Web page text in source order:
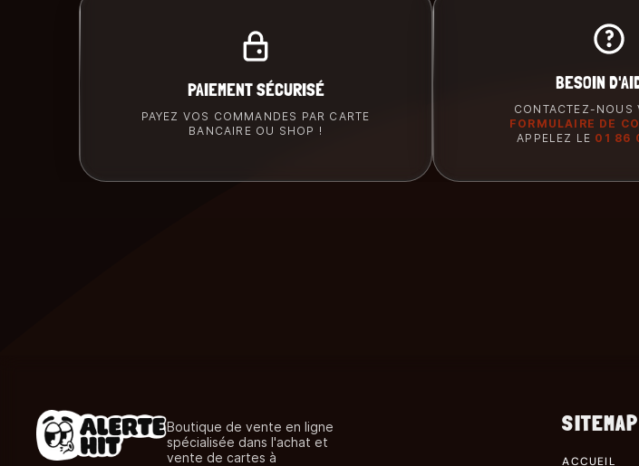
PAIEMENT SÉCURISÉ
PAYEZ VOS COMMANDES PAR CARTE
BANCAIRE OU SHOP !
BESOIN
CONTACTEZ-NOUS
FORMULAIRE DE
APPELEZ LE 01 86
Boutique de vente en ligne
spécialisée dans l'achat et
vente de cartes à
SITEMAP
ACCUEIL